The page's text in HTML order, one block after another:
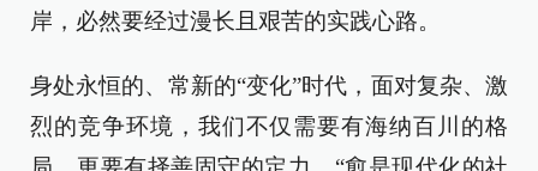
岸，必然要经过漫长且艰苦的实践心路。
身处永恒的、常新的“变化”时代，面对复杂、激
烈的竞争环境，我们不仅需要有海纳百川的格